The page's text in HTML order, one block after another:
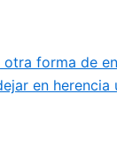
otra forma de
en herencia